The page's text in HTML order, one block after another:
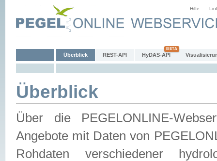
Hilfe
Überblick REST-API HyDAS-API
Überblick
Über die PEGELONLINE-
Angebote mit Daten von
Rohdaten verschiedener